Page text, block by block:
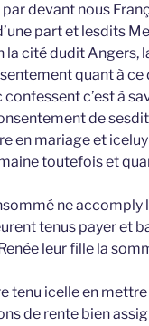
devant nous
part et lesdits
la cité dudit Angers,
quant à ce
c’est à
de
en mariage et
toutefois et
ne accomply
tenus payer et
leur fille la
tenu icelle en
de rente bien